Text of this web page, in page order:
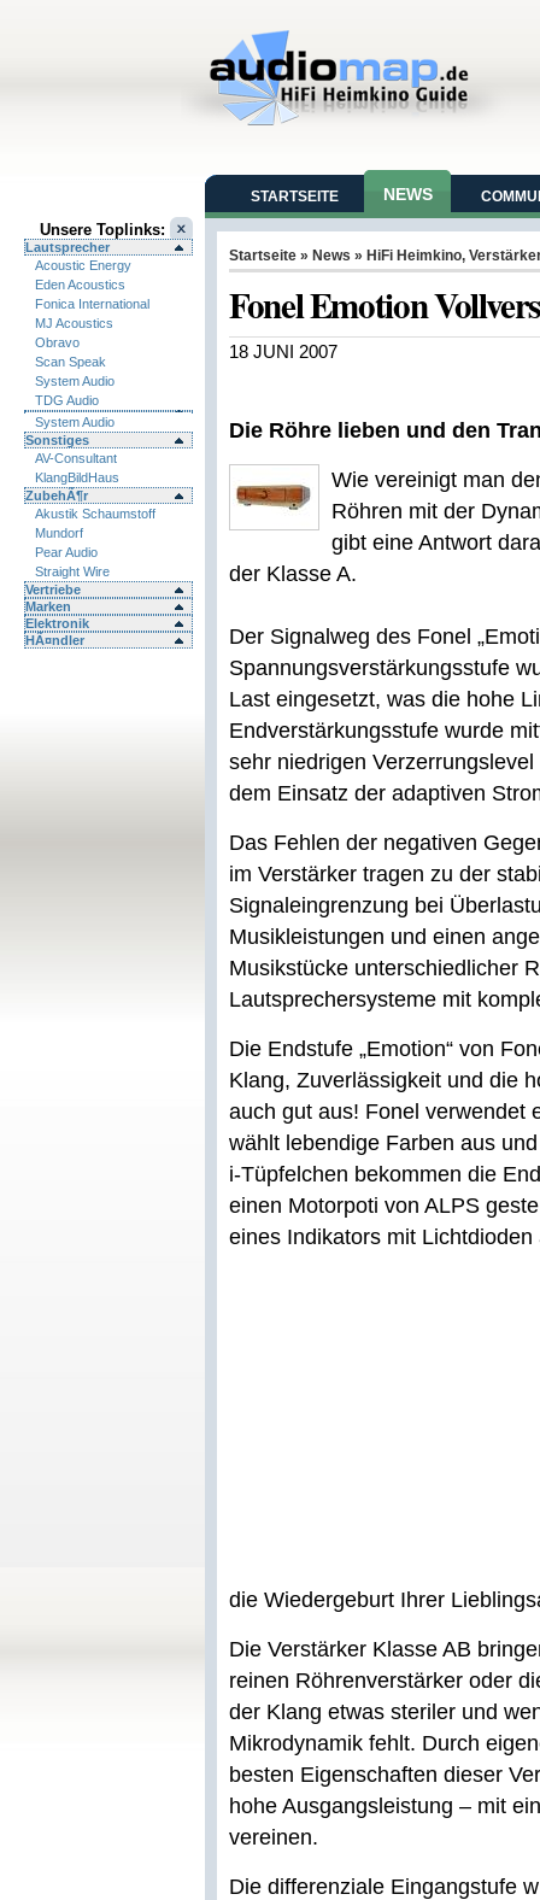
Unsere Toplinks:
Lautsprecher
Acoustic Energy
Eden Acoustics
Fonica International
MJ Acoustics
Obravo
Scan Speak
System Audio
TDG Audio
System Audio
Sonstiges
AV-Consultant
KlangBildHaus
ZubehÃ¶r
Akustik Schaumstoff
Mundorf
Pear Audio
Straight Wire
Vertriebe
Marken
Elektronik
HÃ¤ndler
STARTSEITE NEWS
Startseite » News » HiFi Heimkino,
Fonel Emotion
18 JUNI 2007
Die Röhre lieben und den
Wie vereinigt man
Röhren mit der
gibt eine Antwort
der Klasse A.
Der Signalweg des Fonel
Spannungsverstärkungsstufe
Last eingesetzt, was die hohe
Endverstärkungsstufe wurde
sehr niedrigen
dem Einsatz der adaptiven
Das Fehlen der negativen
im Verstärker tragen zu der
Signaleingrenzung bei
Musikleistungen und einen
Musikstücke unterschiedlicher
Lautsprechersysteme mit
Die Endstufe „Emotion“ von
Klang, Zuverlässigkeit und die
auch gut aus! Fonel verwendet
wählt lebendige Farben aus
i-Tüpfelchen bekommen die
einen Motorpoti von ALPS
eines Indikators mit Lichtdioden
die Wiedergeburt Ihrer
Die Verstärker Klasse AB
reinen Röhrenverstärker oder
der Klang etwas steriler und
Mikrodynamik fehlt. Durch
besten Eigenschaften dieser
hohe Ausgangsleistung – mit
vereinen.
Die differenziale Eingangstufe